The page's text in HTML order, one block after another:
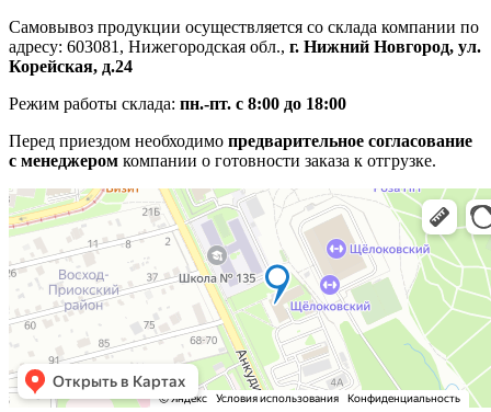
Самовывоз продукции осуществляется со склада компании по
адресу: 603081, Нижегородская обл., г. Нижний Новгород, ул.
Корейская, д.24
Режим работы склада: пн.-пт. с 8:00 до 18:00
Перед приездом необходимо предварительное согласование
с менеджером компании о готовности заказа к отгрузке.